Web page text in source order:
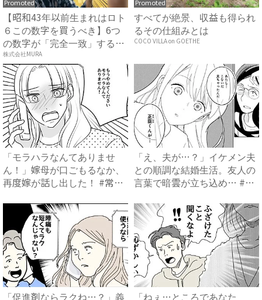
Promoted
【昭和43年以前生まれはロト
６この数字を買うべき】6つ
の数字が「完全一致」する
方...
株式会社MURA
Promoted
すべてが絶景、収益も得られ
るその仕組みとは
COCO VILLA on GOETHE
「モラハラなんてありませ
ん！」嫁母が口ごもるなか、
再度嫁が話し出した！ #常識
「え、夫が…？」イケメン夫
との順調な結婚生活。友人の
言葉で暗雲が立ち込め… #
「促進剤ならラクね…？」義
「ねぇ…ところであなた